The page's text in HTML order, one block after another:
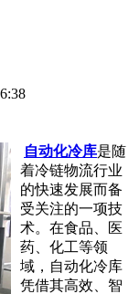
自动化冷库是随
着冷链物流行业
的快速发展而备
受关注的一项技
术。在食品、医
药、化工等领
域，自动化冷库
凭借其高效、智